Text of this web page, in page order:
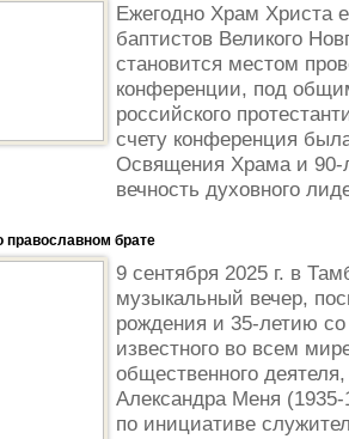
Ежегодно Храм Христа
баптистов Великого
становится местом
конференции, под
российского
счету конференция
Освящения Храма и 90-
вечность духовного
православном брате
9 сентября 2025 г. в
музыкальный вечер,
рождения и 35-летию
известного во всем
общественного
Александра Меня
по инициативе